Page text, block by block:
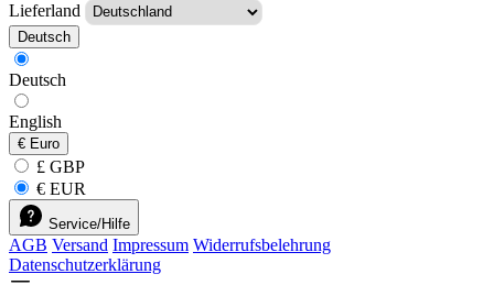
Lieferland
Deutsch
Deutsch
English
€ Euro
£ GBP
€ EUR
Service/Hilfe
AGB Versand Impressum Widerrufsbelehrung
Datenschutzerklärung